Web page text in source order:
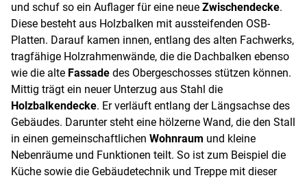
und schuf so ein Auflager für eine neue Zwischendecke.
Diese besteht aus Holzbalken mit aussteifenden OSB-
Platten. Darauf kamen innen, entlang des alten Fachwerks,
tragfähige Holzrahmenwände, die die Dachbalken ebenso
wie die alte Fassade des Obergeschosses stützen können.
Mittig trägt ein neuer Unterzug aus Stahl die
Holzbalkendecke. Er verläuft entlang der Längsachse des
Gebäudes. Darunter steht eine hölzerne Wand, die den Stall
in einen gemeinschaftlichen Wohnraum und kleine
Nebenräume und Funktionen teilt. So ist zum Beispiel die
Küche sowie die Gebäudetechnik und Treppe mit dieser